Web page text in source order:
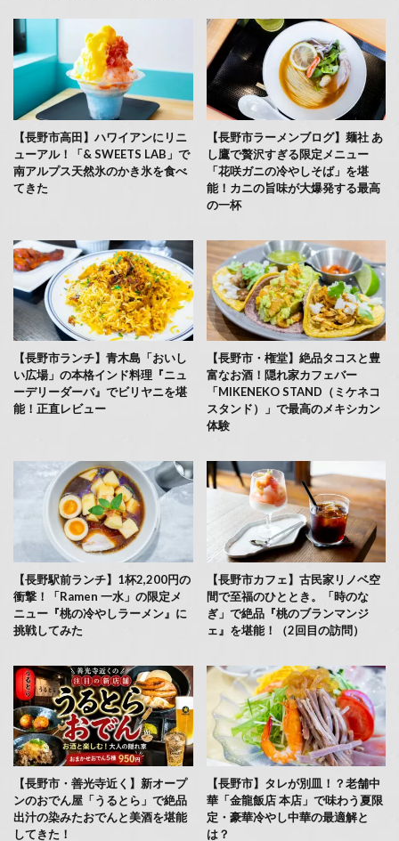
【長野市高田】ハワイアンにリニ
ューアル！「& SWEETS LAB」で
南アルプス天然氷のかき氷を食べ
てきた
【長野市ラーメンブログ】麺社 あ
し鷹で贅沢すぎる限定メニュー
「花咲ガニの冷やしそば」を堪
能！カニの旨味が大爆発する最高
の一杯
【長野市ランチ】青木島「おいし
い広場」の本格インド料理『ニュ
ーデリーダーバ』でビリヤニを堪
能！正直レビュー
【長野市・権堂】絶品タコスと豊
富なお酒！隠れ家カフェバー
「MIKENEKO STAND（ミケネコ
スタンド）」で最高のメキシカン
体験
【長野駅前ランチ】1杯2,200円の
衝撃！「Ramen 一水」の限定メ
ニュー『桃の冷やしラーメン』に
挑戦してみた
【長野市カフェ】古民家リノベ空
間で至福のひととき。「時のな
ぎ」で絶品『桃のブランマンジ
ェ』を堪能！（2回目の訪問）
【長野市・善光寺近く】新オープ
ンのおでん屋「うるとら」で絶品
出汁の染みたおでんと美酒を堪能
してきた！
【長野市】タレが別皿！？老舗中
華「金龍飯店 本店」で味わう夏限
定・豪華冷やし中華の最適解と
は？